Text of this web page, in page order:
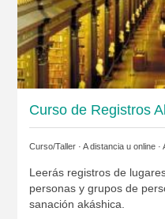
Curso de Registros
Curso/Taller · A distancia u online ·
Leerás registros de
personas y grupos de
sanación akáshica.